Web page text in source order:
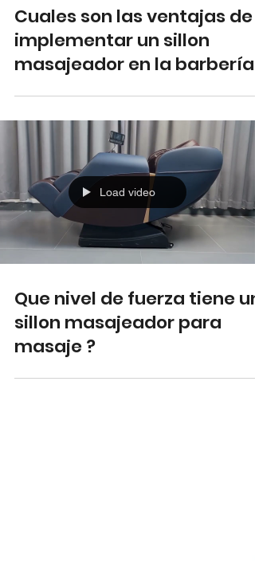
Cuales son las ventajas de
implementar un sillon
masajeador en la barbería ?
Load video
Que nivel de fuerza tiene un
sillon masajeador para
masaje ?